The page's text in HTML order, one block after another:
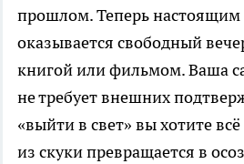
прошлом. Теперь
оказывается свободный
книгой или фильмом. Ваша
не требует внешних
«выйти в свет» вы хотите
из скуки превращается в